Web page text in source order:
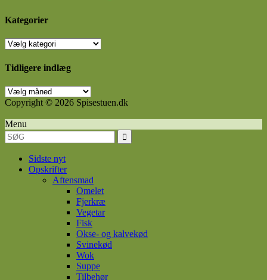
Kategorier
Kategorier
Tidligere indlæg
Tidligere
indlæg
Copyright © 2026 Spisestuen.dk
Menu
Sidste nyt
Opskrifter
Aftensmad
Omelet
Fjerkræ
Vegetar
Fisk
Okse- og kalvekød
Svinekød
Wok
Suppe
Tilbehør